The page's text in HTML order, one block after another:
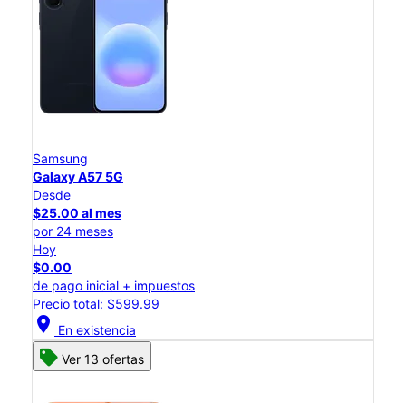
Samsung
Galaxy A57 5G
Desde
$25.00 al mes
por 24 meses
Hoy
$0.00
de pago inicial + impuestos
Precio total: $599.99
location_on En existencia
Ver 13 ofertas